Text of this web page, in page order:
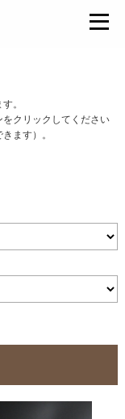
。
クリックしてください
ます）。